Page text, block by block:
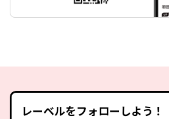
レーベルをフォローしよう！